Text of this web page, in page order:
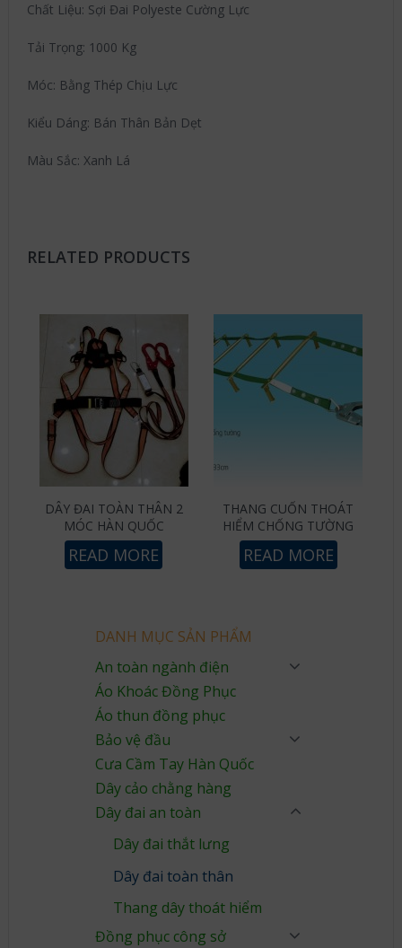
Chất Liệu: Sợi Đai Polyeste Cường Lực
Tải Trọng: 1000 Kg
Móc: Bằng Thép Chịu Lực
Kiểu Dáng: Bán Thân Bản Dẹt
Màu Sắc: Xanh Lá
RELATED PRODUCTS
DÂY ĐAI TOÀN THÂN 2
MÓC HÀN QUỐC
READ MORE
THANG CUỐN THOÁT
HIỂM CHỐNG TƯỜNG
READ MORE
DANH MỤC SẢN PHẨM
An toàn ngành điện
Áo Khoác Đồng Phục
Áo thun đồng phục
Bảo vệ đầu
Cưa Cầm Tay Hàn Quốc
Dây cảo chằng hàng
Dây đai an toàn
Dây đai thắt lưng
Dây đai toàn thân
Thang dây thoát hiểm
Đồng phục công sở